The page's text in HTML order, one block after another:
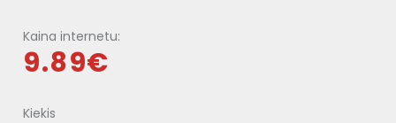
Kaina internetu:
9.89€
Kiekis